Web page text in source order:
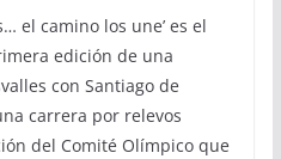
el camino los une’ es el
edición de una
con Santiago de
carrera por relevos
del Comité Olímpico que